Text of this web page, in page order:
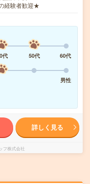
経験者歓迎★
代 50代
60代
男性
詳しく見る
フ株式会社